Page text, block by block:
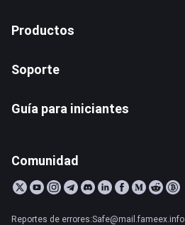
Productos
Soporte
Guía para iniciantes
Comunidad
Reportes de errores:Safe@mail.fameex.info